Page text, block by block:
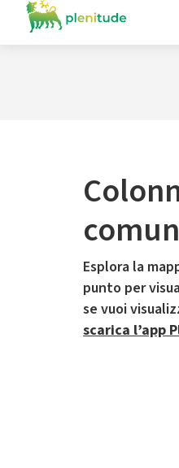
Esplora la
punto per
se vuoi
scarica l’app